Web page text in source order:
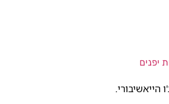
יפנים
הייאשיבורי.